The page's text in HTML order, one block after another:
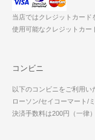
当店ではクレジットカード
使用可能なクレジットカー
コンビニ
以下のコンビニをご利用い
ローソン/セイコーマート/
決済手数料は200円（一律